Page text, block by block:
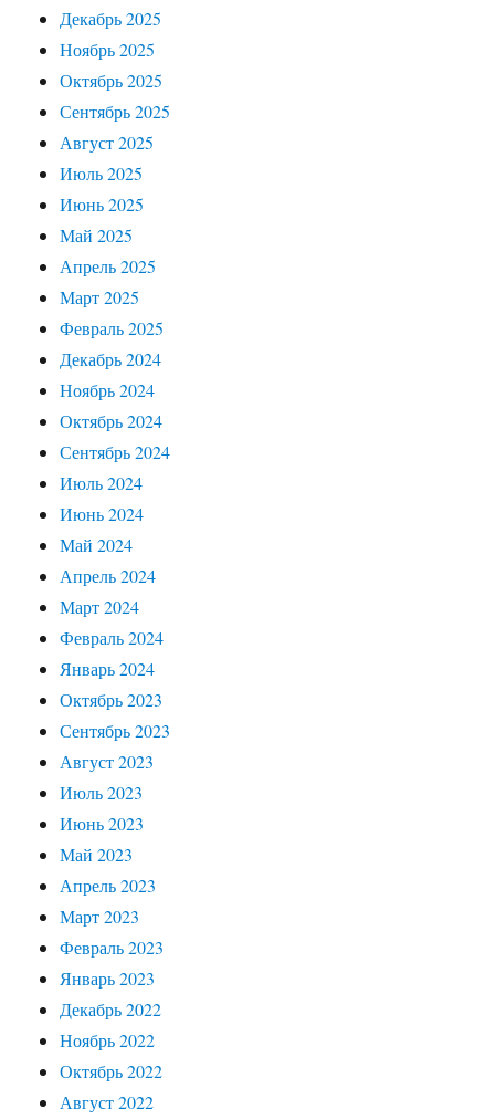
Декабрь 2025
Ноябрь 2025
Октябрь 2025
Сентябрь 2025
Август 2025
Июль 2025
Июнь 2025
Май 2025
Апрель 2025
Март 2025
Февраль 2025
Декабрь 2024
Ноябрь 2024
Октябрь 2024
Сентябрь 2024
Июль 2024
Июнь 2024
Май 2024
Апрель 2024
Март 2024
Февраль 2024
Январь 2024
Октябрь 2023
Сентябрь 2023
Август 2023
Июль 2023
Июнь 2023
Май 2023
Апрель 2023
Март 2023
Февраль 2023
Январь 2023
Декабрь 2022
Ноябрь 2022
Октябрь 2022
Август 2022